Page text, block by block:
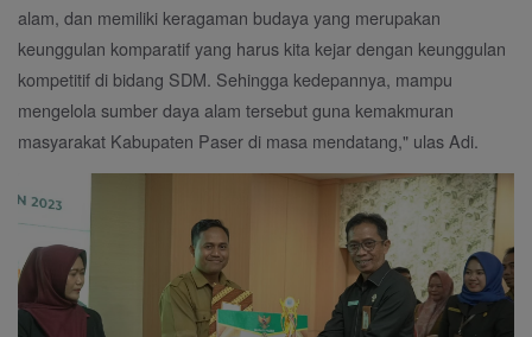
alam, dan memiliki keragaman budaya yang merupakan
keunggulan komparatif yang harus kita kejar dengan keunggulan
kompetitif di bidang SDM. Sehingga kedepannya, mampu
mengelola sumber daya alam tersebut guna kemakmuran
masyarakat Kabupaten Paser di masa mendatang," ulas Adi.